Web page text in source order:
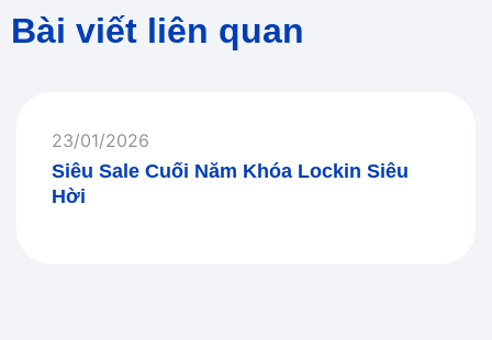
Bài viết liên quan
Siêu Sale Cuối Năm Khóa Lockin Siêu
Hời
23/01/2026